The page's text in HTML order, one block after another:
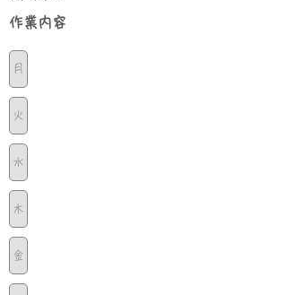
​作業内容
月
火
水
木
金